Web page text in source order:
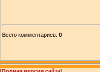
Всего комментариев: 0
[Полная версия сайта]